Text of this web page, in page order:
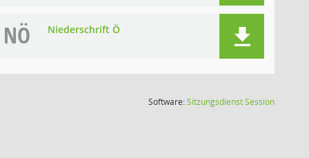
NÖ Niederschrift Ö
Software:SitzungsdienstSession(Wird in